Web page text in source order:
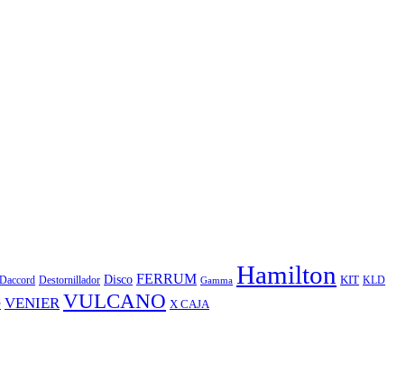
Daccord Destornillador Disco FERRUM Gamma Hamilton KIT KLD
VENIER VULCANO X CAJA